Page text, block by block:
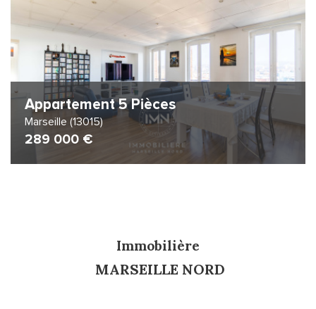
Appartement 5 Pièces
Marseille (13015)
289 000 €
Immobilière
MARSEILLE NORD